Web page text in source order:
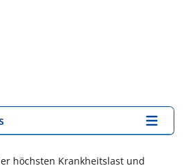
höchsten Krankheitslast und